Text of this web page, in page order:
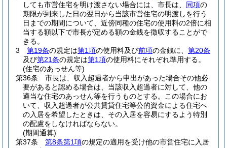
しても市営住宅を明け渡さない場合には、市長は、 同項の
期限が到来した日の翌日から当該市営住宅の明渡しを行う
日までの期間について、近傍同種の住宅の使用料の2倍に相
当する額以下で市長が定める額の金銭を徴収することがで
きる。
3
第19条の規定は第1項の使用料及び前項の金銭に、 第20条
及び第21条の規定は第1項の使用料にそれぞれ準用する。
(住宅のあっせん等)
第36条
市長は、収入超過者から申出があった場合その他必
要があると認める場合は、当該収入超過者に対して、他の
適当な住宅のあっせん等を行うものとする。
この場合にお
いて、収入超過者が公共賃貸住宅等公的資金による住宅へ
の入居を希望したときは、その入居を容易にするよう特別
の配慮をしなければならない。
(期間通算)
第37条
第8条第1項の規定の適用を受け他の市営住宅に入居